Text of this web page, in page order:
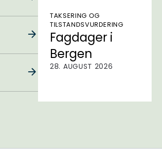
TAKSERING OG
TILSTANDSVURDERING
Fagdager i
Bergen
28. AUGUST 2026